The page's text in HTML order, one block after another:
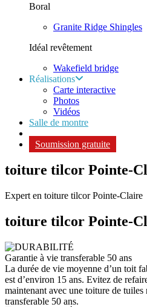
Boral
Granite Ridge Shingles
Idéal revêtement
Wakefield bridge
Réalisations
Carte interactive
Photos
Vidéos
Salle de montre
Soumission gratuite
toiture tilcor Pointe-
Expert en toiture tilcor Pointe-Claire
toiture tilcor Pointe-
Garantie à vie transferable 50 ans
La durée de vie moyenne d’un toit
est d’environ 15 ans. Evitez de
maintenant avec une toiture de
transferable 50 ans.